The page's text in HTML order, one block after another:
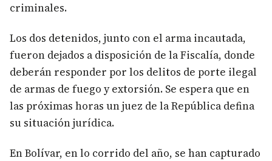
criminales.
Los dos detenidos, junto con el arma incautada,
fueron dejados a disposición de la Fiscalía, donde
deberán responder por los delitos de porte ilegal
de armas de fuego y extorsión. Se espera que en
las próximas horas un juez de la República defina
su situación jurídica.
En Bolívar, en lo corrido del año, se han capturado